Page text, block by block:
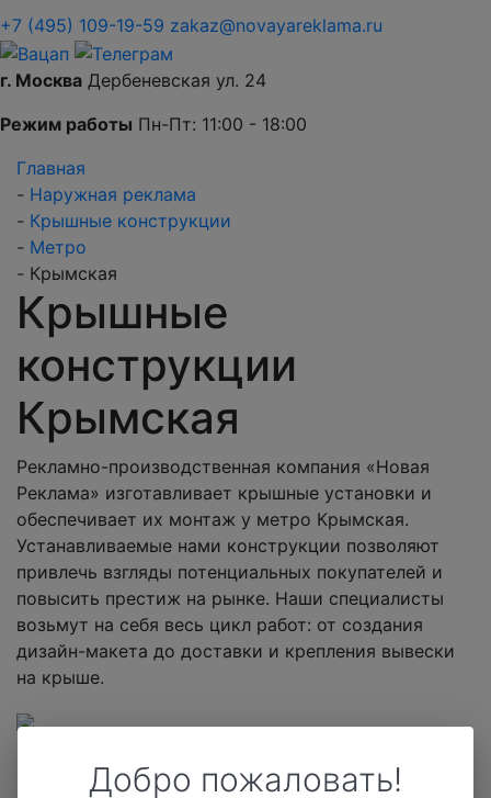
+7 (495) 109-19-59 zakaz@novayareklama.ru
г. Москва Дербеневская ул. 24
Режим работы Пн-Пт: 11:00 - 18:00
Главная
- Наружная реклама
- Крышные конструкции
- Метро
- Крымская
Крышные
конструкции
Крымская
Рекламно-производственная компания «Новая
Реклама» изготавливает крышные установки и
обеспечивает их монтаж у метро Крымская.
Устанавливаемые нами конструкции позволяют
привлечь взгляды потенциальных покупателей и
повысить престиж на рынке. Наши специалисты
возьмут на себя весь цикл работ: от создания
дизайн-макета до доставки и крепления вывески
на крыше.
Добро пожаловать!